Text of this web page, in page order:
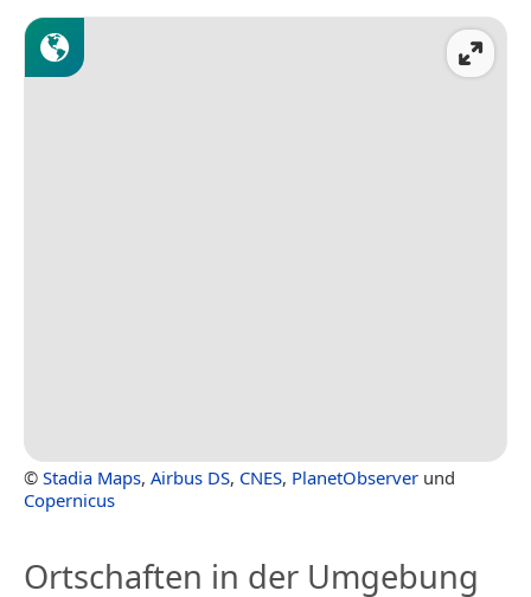
© Stadia Maps, Airbus DS, CNES, PlanetObserver und
Copernicus
Ortschaften in der Umgebung